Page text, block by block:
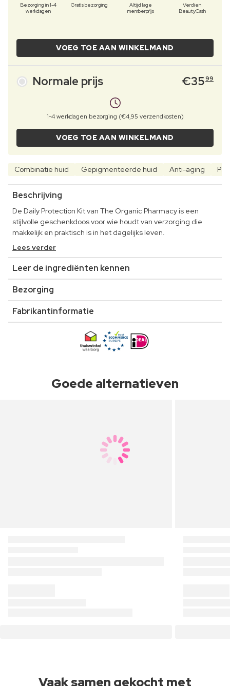
Bezorging in 1-4
werkdagen
Gratis bezorging
Altijd lage
memberprijs
Verdien
BeautyCash
VOEG TOE AAN WINKELMAND
Normale prijs €3599
1-4 werkdagen bezorging (€4,95 verzendkosten)
VOEG TOE AAN WINKELMAND
Combinatie huid Gepigmenteerde huid Anti-aging
Beschrijving
De Daily Protection Kit van The Organic Pharmacy is een
stijlvolle geschenkdoos voor wie houdt van verzorging die
makkelijk en praktisch is in het dagelijks leven.
Lees verder
Leer de ingrediënten kennen
Bezorging
Fabrikantinformatie
Goede alternatieven
Vaak samen gekocht met